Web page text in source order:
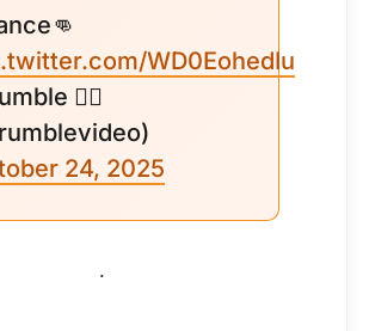
WD0EohedIu
🏴‍☠️
24, 2025
.